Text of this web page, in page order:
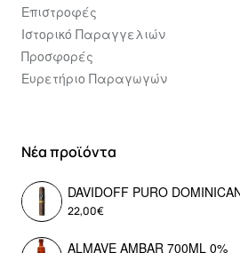
Επιστροφές
Ιστορικό Παραγγελιών
Προσφορές
Ευρετήριο Παραγωγών
Νέα προϊόντα
DAVIDOFF PURO
22,00€
ALMAVE AMBAR 700ML 0%